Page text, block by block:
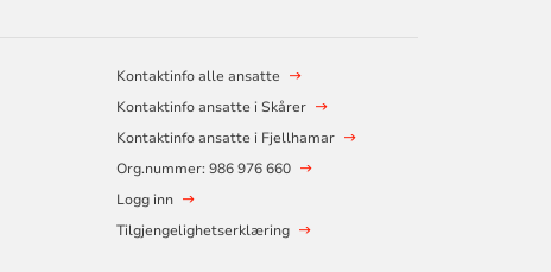
Kontaktinfo alle ansatte
Kontaktinfo ansatte i Skårer
Kontaktinfo ansatte i Fjellhamar
Org.nummer: 986 976 660
Logg inn
Tilgjengelighetserklæring